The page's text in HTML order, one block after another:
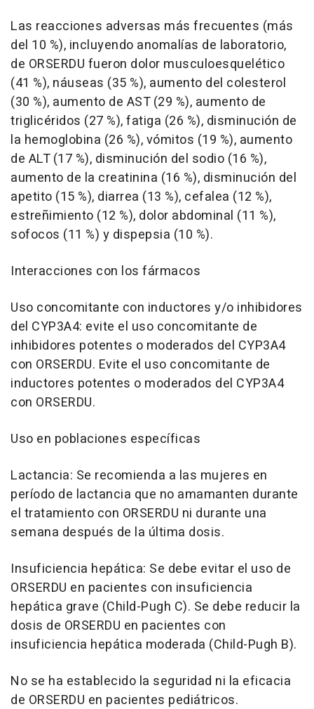
Las reacciones adversas más frecuentes (más
del 10 %), incluyendo anomalías de laboratorio,
de ORSERDU fueron dolor musculoesquelético
(41 %), náuseas (35 %), aumento del colesterol
(30 %), aumento de AST (29 %), aumento de
triglicéridos (27 %), fatiga (26 %), disminución de
la hemoglobina (26 %), vómitos (19 %), aumento
de ALT (17 %), disminución del sodio (16 %),
aumento de la creatinina (16 %), disminución del
apetito (15 %), diarrea (13 %), cefalea (12 %),
estreñimiento (12 %), dolor abdominal (11 %),
sofocos (11 %) y dispepsia (10 %).
Interacciones con los fármacos
Uso concomitante con inductores y/o inhibidores
del CYP3A4: evite el uso concomitante de
inhibidores potentes o moderados del CYP3A4
con ORSERDU. Evite el uso concomitante de
inductores potentes o moderados del CYP3A4
con ORSERDU.
Uso en poblaciones específicas
Lactancia: Se recomienda a las mujeres en
período de lactancia que no amamanten durante
el tratamiento con ORSERDU ni durante una
semana después de la última dosis.
Insuficiencia hepática: Se debe evitar el uso de
ORSERDU en pacientes con insuficiencia
hepática grave (Child-Pugh C). Se debe reducir la
dosis de ORSERDU en pacientes con
insuficiencia hepática moderada (Child-Pugh B).
No se ha establecido la seguridad ni la eficacia
de ORSERDU en pacientes pediátricos.